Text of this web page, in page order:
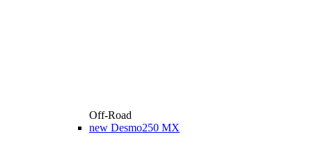
Off-Road
new Desmo250 MX